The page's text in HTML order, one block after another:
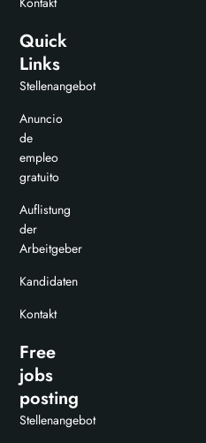
Quick
Links
Stellenangebot
Anuncio
de
empleo
gratuito
Auflistung
der
Arbeitgeber
Kandidaten
Kontakt
Free
jobs
posting
Stellenangebot